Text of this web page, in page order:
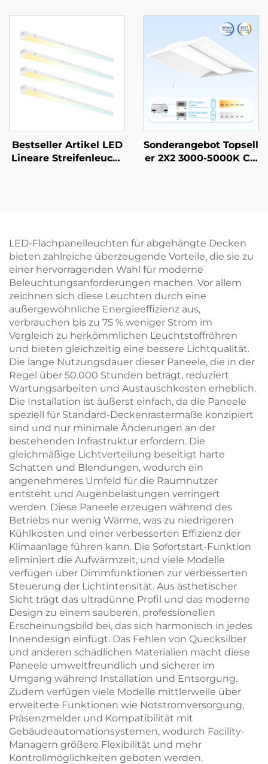
n mit CCT und einstell
barer Leistung lineare
Lampen für Bauprojek
te oder Renovierungen
nkel einstellbar LED 4f
t Lineare Leuchten für
Lagerhallen
Bestseller Artikel LED
Lineare Streifenleucht
Sonderangebot Topsell
er 2X2 3000-5000K CC
LED-Flachpanelleuchten für abgehängte Decken
bieten zahlreiche überzeugende Vorteile, die sie zu
einer hervorragenden Wahl für moderne
Beleuchtungsanforderungen machen. Vor allem
zeichnen sich diese Leuchten durch eine
außergewöhnliche Energieeffizienz aus,
verbrauchen bis zu 75 % weniger Strom im
Vergleich zu herkömmlichen Leuchtstoffröhren
und bieten gleichzeitig eine bessere Lichtqualität.
Die lange Nutzungsdauer dieser Paneele, die in der
Regel über 50.000 Stunden beträgt, reduziert
Wartungsarbeiten und Austauschkosten erheblich.
Die Installation ist äußerst einfach, da die Paneele
speziell für Standard-Deckenrastermaße konzipiert
sind und nur minimale Änderungen an der
bestehenden Infrastruktur erfordern. Die
gleichmäßige Lichtverteilung beseitigt harte
Schatten und Blendungen, wodurch ein
angenehmeres Umfeld für die Raumnutzer
entsteht und Augenbelastungen verringert
werden. Diese Paneele erzeugen während des
Betriebs nur wenig Wärme, was zu niedrigeren
Kühlkosten und einer verbesserten Effizienz der
Klimaanlage führen kann. Die Sofortstart-Funktion
eliminiert die Aufwärmzeit, und viele Modelle
verfügen über Dimmfunktionen zur verbesserten
Steuerung der Lichtintensität. Aus ästhetischer
Sicht trägt das ultradünne Profil und das moderne
Design zu einem sauberen, professionellen
Erscheinungsbild bei, das sich harmonisch in jedes
Innendesign einfügt. Das Fehlen von Quecksilber
und anderen schädlichen Materialien macht diese
Paneele umweltfreundlich und sicherer im
Umgang während Installation und Entsorgung.
Zudem verfügen viele Modelle mittlerweile über
erweiterte Funktionen wie Notstromversorgung,
Präsenzmelder und Kompatibilität mit
Gebäudeautomationsystemen, wodurch Facility-
Managern größere Flexibilität und mehr
Kontrollmöglichkeiten geboten werden.